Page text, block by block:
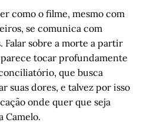
como o filme, mesmo com
se comunica com
sobre a morte a partir
tocar profundamente
que busca
suas dores, e talvez por isso
onde quer que seja
Camelo.